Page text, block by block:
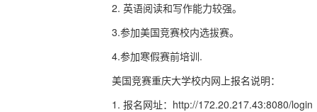
2. 英语阅读和写作能力较强。
3.参加美国竞赛校内选拔赛。
4.参加寒假赛前培训.
美国竞赛重庆大学校内网上报名说明：
1. 报名网址：http://172.20.217.43:8080/login